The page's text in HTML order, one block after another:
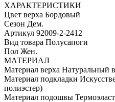
ХАРАКТЕРИСТИКИ
Цвет верха Бордовый
Сезон Дем.
Артикул 92009-2-2412
Вид товара Полусапоги
Пол Жен.
МАТЕРИАЛ
Материал верха Натуральный
Материал подкладки
полиэстер)
Материал подошвы